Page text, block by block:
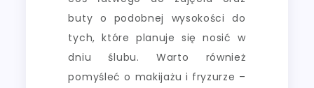
buty o podobnej wysokości do
tych, które planuje się nosić w
dniu ślubu. Warto również
pomyśleć o makijażu i fryzurze –